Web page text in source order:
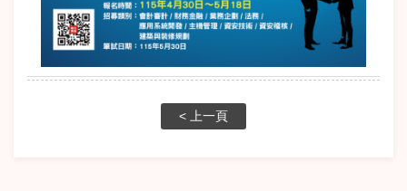
< 上一頁